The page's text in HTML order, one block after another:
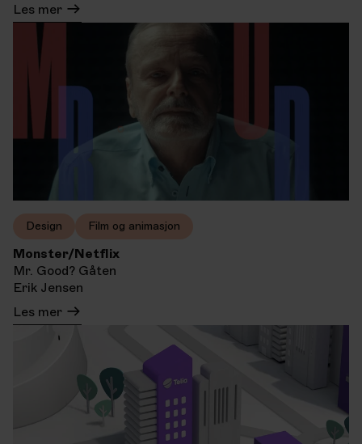
Les mer
Monster/Netflix
Mr. Good? Gåten
Erik Jensen
Design Film og animasjon
Les mer